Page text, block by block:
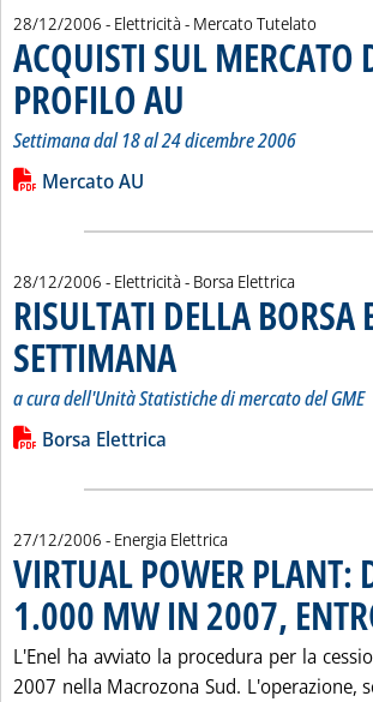
28/12/2006 - Elettricità - Mercato Tutelato
ACQUISTI SUL
PROFILO AU
Settimana dal 18 al 24 dicembre 2006
Leggi tutta la notizia: 'ACQUISTI SUL
Lista allegati PDF alla notizia
Mercato AU
28/12/2006 - Elettricità - Borsa Elettrica
RISULTATI DELLA BORSA
SETTIMANA
a cura dell'Unità Statistiche di mercato del GME
Leggi tutta la notizia: 'RISULTATI DELLA
Lista allegati PDF alla notizia
Borsa Elettrica
27/12/2006 - Energia Elettrica
VIRTUAL POWER PLANT:
1.000 MW IN 2007,
L'Enel ha avviato la procedura per la
2007 nella Macrozona Sud. L'operazione,